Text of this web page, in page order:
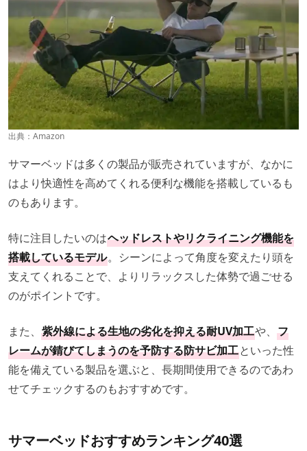
出典： Amazon
サマーベッドは多くの製品が販売されていますが、なかに
はより快適性を高めてくれる便利な機能を搭載しているも
のもあります。
特に注目したいのはヘッドレストやリクライニング機能を
搭載しているモデル。シーンによって角度を変えたり頭を
支えてくれることで、よりリラックスした体勢で過ごせる
のがポイントです。
また、 紫外線による生地の劣化を抑える耐UV加工や、 フ
レームが錆びてしまうのを予防する防サビ加工といった性
能を備えている製品を選ぶと、長期間使用できるのであわ
せてチェックするのもおすすめです。
サマーベッドおすすめランキング40選